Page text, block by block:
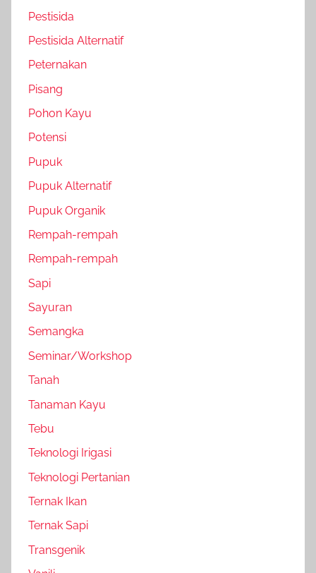
Pestisida
Pestisida Alternatif
Peternakan
Pisang
Pohon Kayu
Potensi
Pupuk
Pupuk Alternatif
Pupuk Organik
Rempah-rempah
Rempah-rempah
Sapi
Sayuran
Semangka
Seminar/Workshop
Tanah
Tanaman Kayu
Tebu
Teknologi Irigasi
Teknologi Pertanian
Ternak Ikan
Ternak Sapi
Transgenik